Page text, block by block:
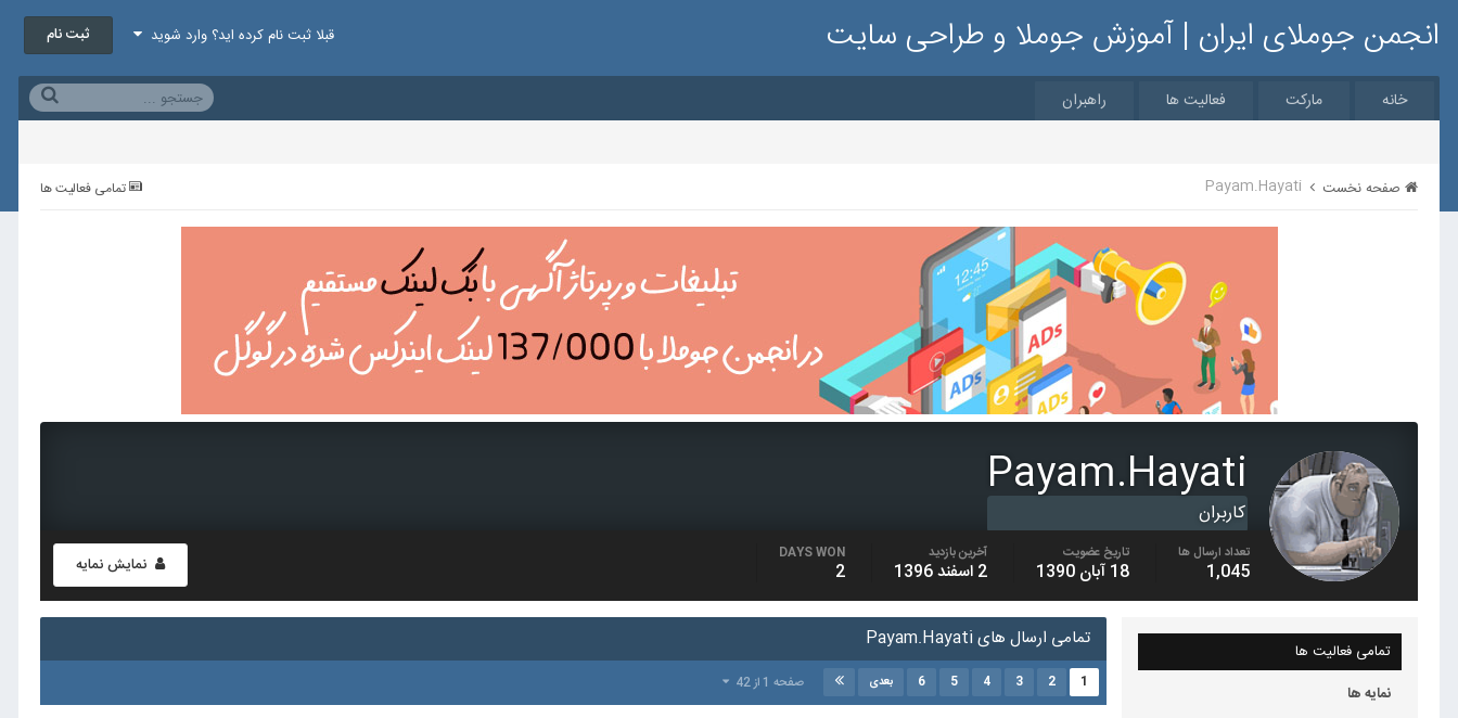
انجمن جوملای ایران | آموزش جوملا و طراحی سایت قبلا ثبت نام کرده اید؟ وارد شوید ثبت نام
خانه مارکت فعالیت ها راهبران
تمامی فعالیت ها صفحه نخست Payam.Hayati
Payam.Hayati
کاربران
نمایش نمایه تعداد ارسال ها
1,045
تاریخ عضویت
18 آبان 1390
آخرین بازدید
2 اسفند 1396
DAYS WON
2
تمامی فعالیت ها
نمایه ها
تمامی ارسال های Payam.Hayati
1
2
3
4
5
6 بعدی صفحه 1 از 42